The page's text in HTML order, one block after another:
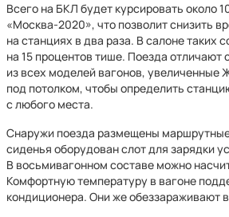
Всего на БКЛ будет курсировать около
«Москва-2020», что позволит снизить
на станциях в два раза. В салоне таких
на 15 процентов тише. Поезда
из всех моделей вагонов, увеличенные
под потолком, чтобы определить
с любого места.
Снаружи поезда размещены
сиденья оборудован слот для зарядки
В восьмивагонном составе можно
Комфортную температуру в вагоне
кондиционера. Они же обеззараживают